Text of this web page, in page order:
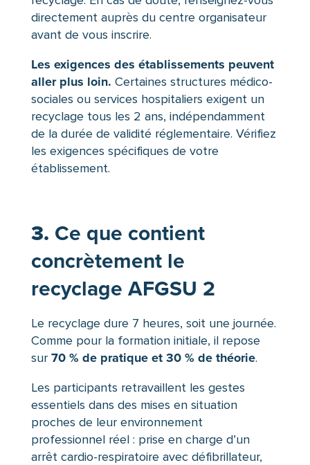
directement auprès du centre organisateur
avant de vous inscrire.
Les exigences des établissements peuvent
aller plus loin. Certaines structures médico-
sociales ou services hospitaliers exigent un
recyclage tous les 2 ans, indépendamment
de la durée de validité réglementaire. Vérifiez
les exigences spécifiques de votre
établissement.
3. Ce que contient
concrètement le
recyclage AFGSU 2
Le recyclage dure 7 heures, soit une journée.
Comme pour la formation initiale, il repose
sur 70 % de pratique et 30 % de théorie.
Les participants retravaillent les gestes
essentiels dans des mises en situation
proches de leur environnement
professionnel réel : prise en charge d’un
arrêt cardio-respiratoire avec défibrillateur,